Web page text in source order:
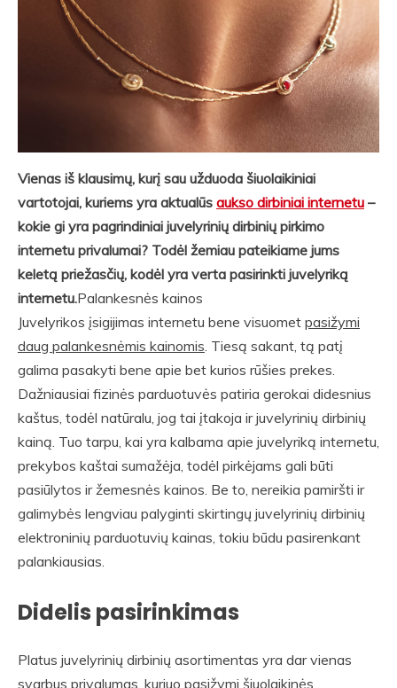
Vienas iš klausimų, kurį sau užduoda šiuolaikiniai
vartotojai, kuriems yra aktualūs aukso dirbiniai internetu –
kokie gi yra pagrindiniai juvelyrinių dirbinių pirkimo
internetu privalumai? Todėl žemiau pateikiame jums
keletą priežasčių, kodėl yra verta pasirinkti juvelyriką
internetu.Palankesnės kainos
Juvelyrikos įsigijimas internetu bene visuomet pasižymi
daug palankesnėmis kainomis. Tiesą sakant, tą patį
galima pasakyti bene apie bet kurios rūšies prekes.
Dažniausiai fizinės parduotuvės patiria gerokai didesnius
kaštus, todėl natūralu, jog tai įtakoja ir juvelyrinių dirbinių
kainą. Tuo tarpu, kai yra kalbama apie juvelyriką internetu,
prekybos kaštai sumažėja, todėl pirkėjams gali būti
pasiūlytos ir žemesnės kainos. Be to, nereikia pamiršti ir
galimybės lengviau palyginti skirtingų juvelyrinių dirbinių
elektroninių parduotuvių kainas, tokiu būdu pasirenkant
palankiausias.
Didelis pasirinkimas
Platus juvelyrinių dirbinių asortimentas yra dar vienas
svarbus privalumas, kuriuo pasižymi šiuolaikinės